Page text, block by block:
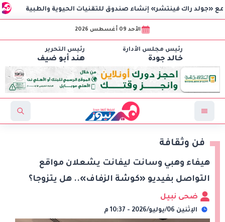
الاعتماد إنشاء صندوق للتقنيات الحيوية والطبية
الأحد 09 أغسطس 2026
رئيس مجلس الأدارة
خالد جودة
رئيس التحرير
هند أبو ضيف
فن وثقافة
هيفاء وهبي وسانت ليفانت يشعلان مواقع
التواصل بفيديو «كوشة الزفاف».. هل يتزوجا؟
ضحى نبيل
الإثنين 06/يوليو/2026 - 10:37 م